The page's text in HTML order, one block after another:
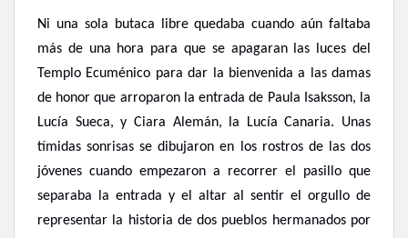
Ni una sola butaca libre quedaba cuando aún faltaba
más de una hora para que se apagaran las luces del
Templo Ecuménico para dar la bienvenida a las damas
de honor que arroparon la entrada de Paula Isaksson, la
Lucía Sueca, y Ciara Alemán, la Lucía Canaria. Unas
tímidas sonrisas se dibujaron en los rostros de las dos
jóvenes cuando empezaron a recorrer el pasillo que
separaba la entrada y el altar al sentir el orgullo de
representar la historia de dos pueblos hermanados por